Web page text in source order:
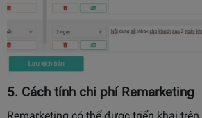
5. Cách tính chi phí Remarketing